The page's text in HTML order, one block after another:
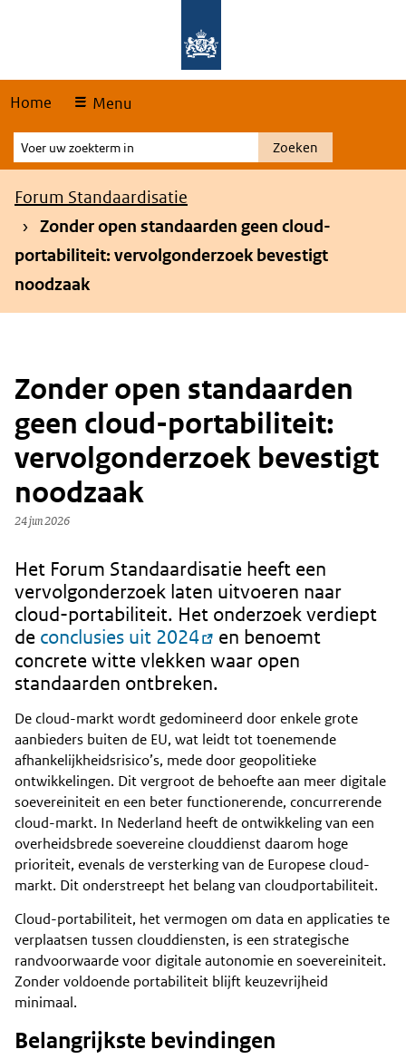
Home Menu
Voer
uw
zoekterm
Zoeken
Kruimelpad
Forum Standaardisatie
Zonder open standaarden geen cloud-
portabiliteit: vervolgonderzoek bevestigt
noodzaak
Zonder open standaarden
geen cloud-portabiliteit:
vervolgonderzoek bevestigt
noodzaak
24 jun 2026
Content
Het Forum Standaardisatie heeft een
vervolgonderzoek laten uitvoeren naar
cloud-portabiliteit. Het onderzoek verdiept
de conclusies uit 2024
en benoemt
concrete witte vlekken waar open
standaarden ontbreken.
De cloud-markt wordt gedomineerd door enkele grote
aanbieders buiten de EU, wat leidt tot toenemende
afhankelijkheidsrisico’s, mede door geopolitieke
ontwikkelingen. Dit vergroot de behoefte aan meer digitale
soevereiniteit en een beter functionerende, concurrerende
cloud-markt. In Nederland heeft de ontwikkeling van een
overheidsbrede soevereine clouddienst daarom hoge
prioriteit, evenals de versterking van de Europese cloud-
markt. Dit onderstreept het belang van cloudportabiliteit.
Cloud-portabiliteit, het vermogen om data en applicaties te
verplaatsen tussen clouddiensten, is een strategische
randvoorwaarde voor digitale autonomie en soevereiniteit.
Zonder voldoende portabiliteit blijft keuzevrijheid
minimaal.
Belangrijkste bevindingen